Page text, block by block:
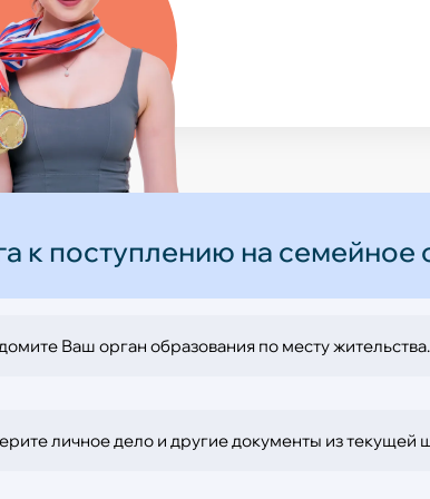
к поступлению на семейное
Ваш орган образования по месту
личное дело и другие документы из текущей